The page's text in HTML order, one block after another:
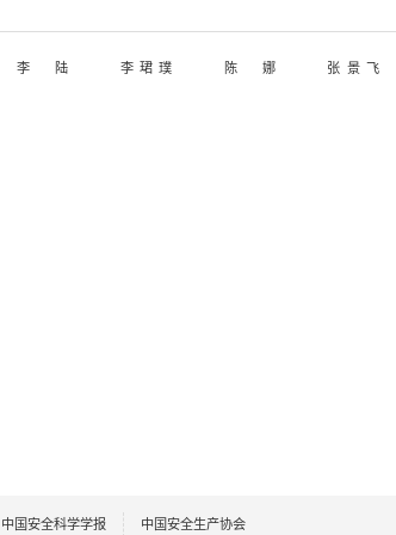
李陆 李珺璞 陈娜 张景飞
中国安全科学学报 中国安全生产协会